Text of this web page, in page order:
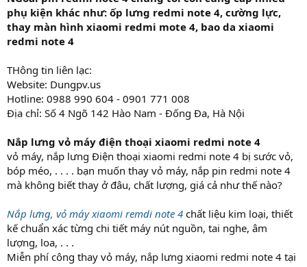
phụ kiện khác như: ốp lưng redmi note 4, cường lực,
thay màn hình xiaomi redmi mote 4, bao da xiaomi
redmi note 4
THông tin liên lạc:
Website: Dungpv.us
Hotline: 0988 990 604 - 0901 771 008
Địa chỉ: Số 4 Ngõ 142 Hào Nam - Đống Đa, Hà Nội
Nắp lưng vỏ máy điện thoại xiaomi redmi note 4
vỏ máy, nắp lưng Điện thoại xiaomi redmi note 4 bị sước vỏ,
bóp méo, . . . . bạn muốn thay vỏ máy, nắp pin redmi note 4
mà không biết thay ở đâu, chất lượng, giá cả như thế nào?
Nắp lưng, vỏ máy xiaomi remdi note 4 chất liệu kim loại, thiết
kế chuẩn xác từng chi tiết máy nút nguồn, tai nghe, âm
lượng, loa, . . .
Miễn phí công thay vỏ máy, nắp lưng xiaomi redmi note 4 tại